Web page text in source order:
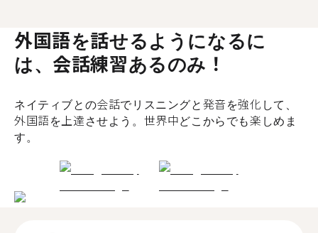
外国語を話せるようになるに
は、会話練習あるのみ！
ネイティブとの会話でリスニングと発音を強化して、
外国語を上達させよう。世界中どこからでも楽しめま
す。